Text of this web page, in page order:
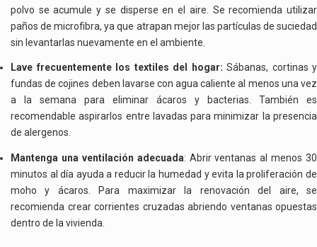
polvo se acumule y se disperse en el aire. Se recomienda utilizar
paños de microfibra, ya que atrapan mejor las partículas de suciedad
sin levantarlas nuevamente en el ambiente.
Lave frecuentemente los textiles del hogar: Sábanas, cortinas y
fundas de cojines deben lavarse con agua caliente al menos una vez
a la semana para eliminar ácaros y bacterias. También es
recomendable aspirarlos entre lavadas para minimizar la presencia
de alergenos.
Mantenga una ventilación adecuada: Abrir ventanas al menos 30
minutos al día ayuda a reducir la humedad y evita la proliferación de
moho y ácaros. Para maximizar la renovación del aire, se
recomienda crear corrientes cruzadas abriendo ventanas opuestas
dentro de la vivienda.